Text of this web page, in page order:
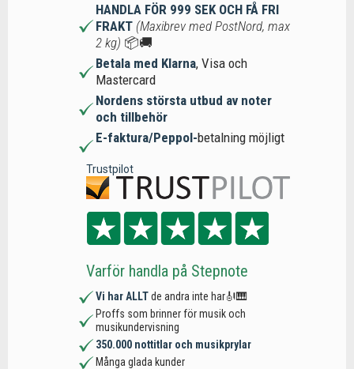
HANDLA FÖR 999 SEK OCH FÅ FRI
FRAKT (Maxibrev med PostNord, max
2 kg) 📦🚚
Betala med Klarna, Visa och
Mastercard
Nordens största utbud av noter
och tillbehör
E-faktura/Peppol-betalning möjligt
Trustpilot
Varför handla på Stepnote
Vi har ALLTde andra inte har🎻🎹
Proffs som brinner för musik och
musikundervisning
350.000 nottitlar och musikprylar
Många glada kunder